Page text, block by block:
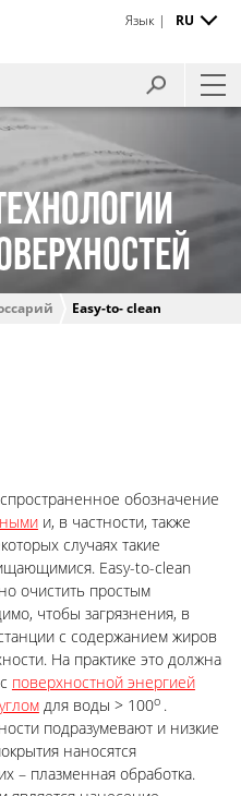
Язык | RU
Easy-to- clean
обозначение
и, в частности, также
случаях такие
Easy-to-clean
очистить простым
чтобы загрязнения, в
с содержанием жиров
На практике это должна
поверхностной энергией
для воды > 100o .
подразумевают и низкие
наносятся
– плазменная обработка.